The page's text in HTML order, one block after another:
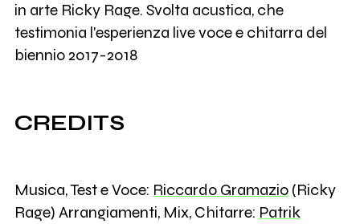
in arte Ricky Rage. Svolta acustica, che
testimonia l'esperienza live voce e chitarra del
biennio 2017-2018
CREDITS
Musica, Test e Voce: Riccardo Gramazio(Ricky
Rage) Arrangiamenti, Mix, Chitarre: Patrik